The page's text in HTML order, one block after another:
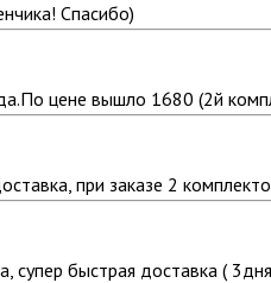
Спасибо)
цене вышло 1680 (2й
при заказе 2
супер быстрая доставка (